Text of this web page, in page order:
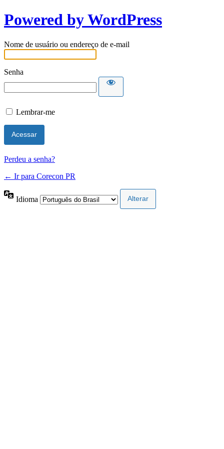
Powered by WordPress
Nome de usuário ou endereço de e-mail
Senha
Lembrar-me
Perdeu a senha?
← Ir para Corecon PR
Idioma